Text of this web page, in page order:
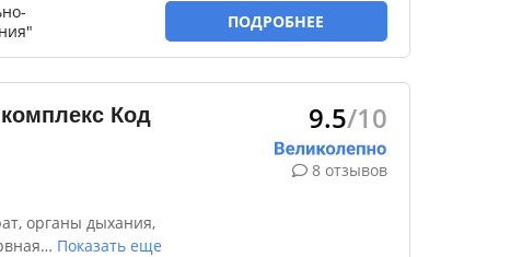
ПОДРОБНЕЕ
Код
органы дыхания,
… Показать еще
9.5/10
8 отзывов